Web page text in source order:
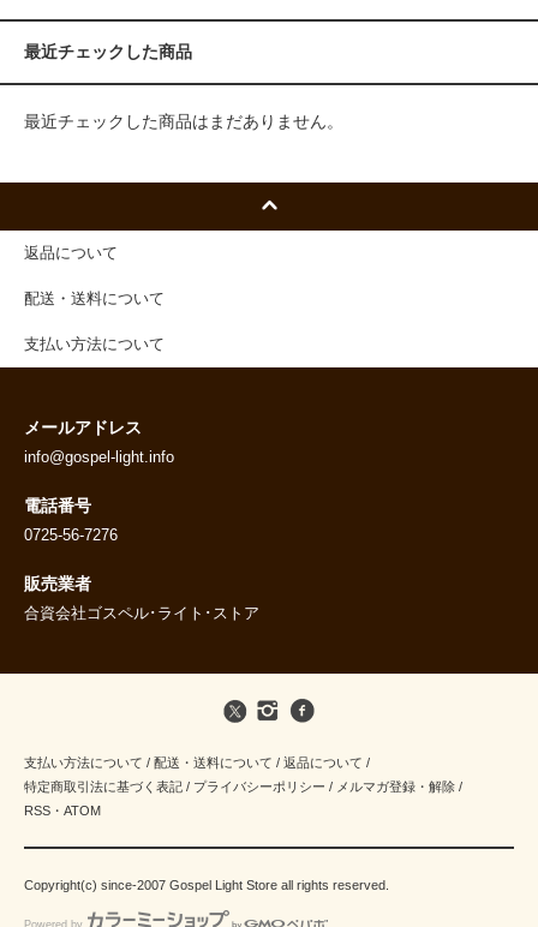
最近チェックした商品
最近チェックした商品はまだありません。
返品について
配送・送料について
支払い方法について
メールアドレス
info@gospel-light.info
電話番号
0725-56-7276
販売業者
合資会社ゴスペル･ライト･ストア
支払い方法について / 配送・送料について / 返品について /
特定商取引法に基づく表記 / プライバシーポリシー / メルマガ登録・解除 /
RSS ・ ATOM
Copyright(c) since-2007 Gospel Light Store all rights reserved.